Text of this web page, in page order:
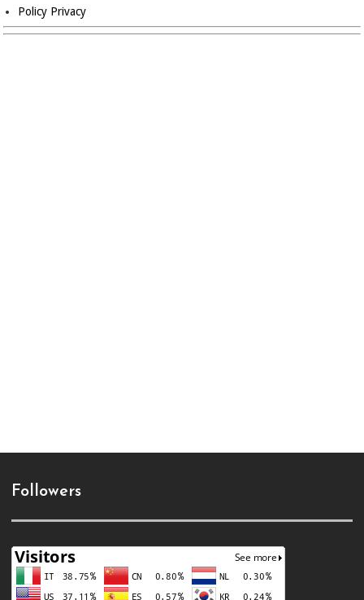
Policy Privacy
Followers